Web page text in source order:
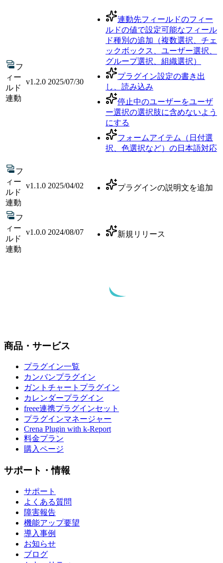
フ
ィー
ルド
連動
v1.2.0 2025/07/30
連動先フィールドのフィー
ルドの値で設定可能なフィール
ド種別の追加（複数選択、チェ
ックボックス、ユーザー選択、
グループ選択、組織選択）
プラグイン設定の書き出
し、読み込み
停止中のユーザーをユーザ
ー選択の選択肢に含めないよう
にする
フォームアイテム（日付選
択、色選択など）の日本語対応
フ
ィー
ルド
連動
v1.1.0 2025/04/02 プラグインの説明文を追加
フ
ィー
ルド
連動
v1.0.0 2024/08/07 新規リリース
商品・サービス
プラグイン一覧
カンバンプラグイン
ガントチャートプラグイン
カレンダープラグイン
freee連携プラグインセット
プラグインマネージャー
Crena Plugin with k-Report
料金プラン
購入ページ
サポート・情報
サポート
よくある質問
障害報告
機能アップ要望
導入事例
お知らせ
ブログ